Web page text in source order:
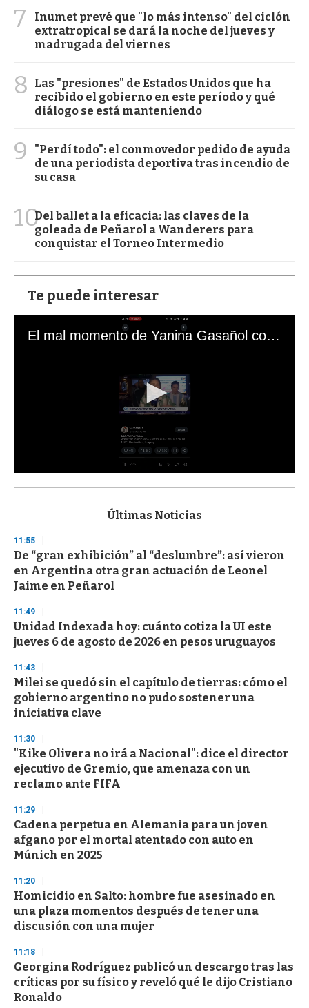
7
Inumet prevé que "lo más intenso" del ciclón
extratropical se dará la noche del jueves y
madrugada del viernes
8
Las "presiones" de Estados Unidos que ha
recibido el gobierno en este período y qué
diálogo se está manteniendo
9
"Perdí todo": el conmovedor pedido de ayuda
de una periodista deportiva tras incendio de
su casa
10Del ballet a la eficacia: las claves de la
goleada de Peñarol a Wanderers para
conquistar el Torneo Intermedio
Te puede interesar
El mal momento de Yanina Gasañol con un hincha argentino en "Subrayado"
s
d
s
o
f
3
s
e
c
o
d
s
Últimas Noticias
11:55
De “gran exhibición” al “deslumbre”: así vieron
en Argentina otra gran actuación de Leonel
Jaime en Peñarol
11:49
Unidad Indexada hoy: cuánto cotiza la UI este
jueves 6 de agosto de 2026 en pesos uruguayos
11:43
Milei se quedó sin el capítulo de tierras: cómo el
gobierno argentino no pudo sostener una
iniciativa clave
11:30
"Kike Olivera no irá a Nacional": dice el director
ejecutivo de Gremio, que amenaza con un
reclamo ante FIFA
11:29
Cadena perpetua en Alemania para un joven
afgano por el mortal atentado con auto en
Múnich en 2025
11:20
Homicidio en Salto: hombre fue asesinado en
una plaza momentos después de tener una
discusión con una mujer
11:18
Georgina Rodríguez publicó un descargo tras las
críticas por su físico y reveló qué le dijo Cristiano
Ronaldo